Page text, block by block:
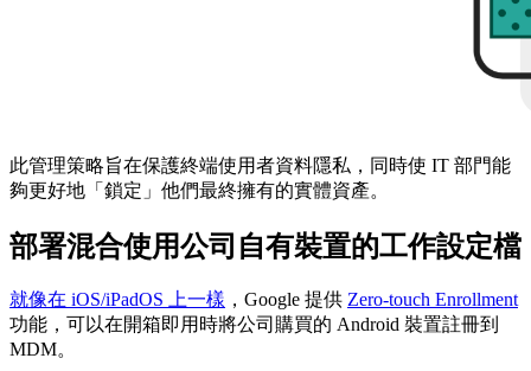
此管理策略旨在保護終端使用者資料隱私，同時使 IT 部門能
夠更好地「鎖定」他們最終擁有的實體資產。
部署混合使用公司自有裝置的工作設定檔
就像在 iOS/iPadOS 上一樣 ，Google 提供 Zero-touch Enrollment
功能，可以在開箱即用時將公司購買的 Android 裝置註冊到
MDM。